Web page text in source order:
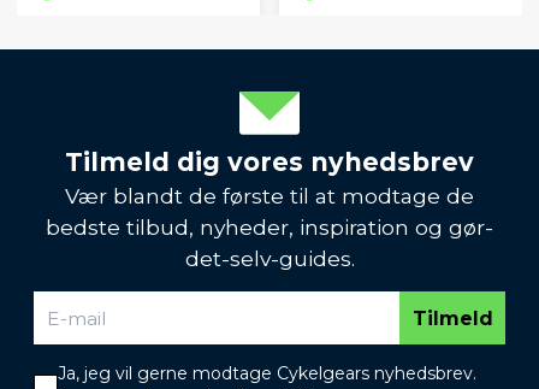
Tilmeld dig vores nyhedsbrev
Vær blandt de første til at modtage de
bedste tilbud, nyheder, inspiration og gør-
det-selv-guides.
Tilmeld
Ja, jeg vil gerne modtage Cykelgears nyhedsbrev.